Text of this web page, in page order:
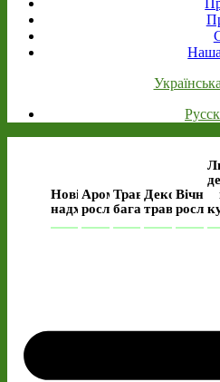
Наша
Українська
Нові
надходження
Ароматичні
рослини
Трав’янисті
багаторічні
трави